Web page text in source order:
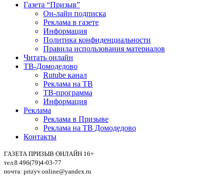
Газета “Призыв”
Он-лайн подписка
Реклама в газете
Информация
Политика конфиденциальности
Правила использования материалов
Читать онлайн
ТВ-Домодедово
Rutube канал
Реклама на ТВ
ТВ-программа
Информация
Реклама
Реклама в Призыве
Реклама на ТВ Домодедово
Контакты
ГАЗЕТА ПРИЗЫВ ОНЛАЙН 16+
тел.8 496(79)4-03-77
почта: prizyv.online@yandex.ru